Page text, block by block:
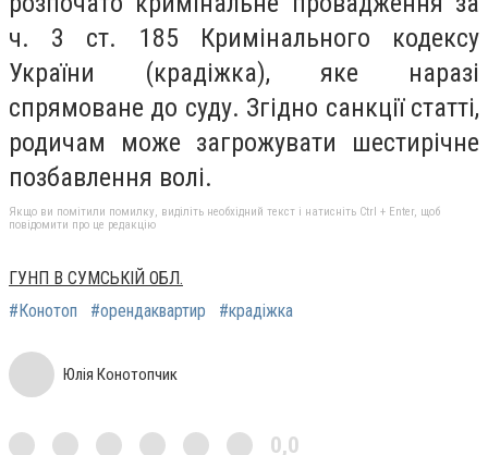
ч. 3 ст. 185 Кримінального кодексу
України (крадіжка), яке наразі
спрямоване до суду. Згідно санкції статті,
родичам може загрожувати шестирічне
позбавлення волі.
Якщо ви помітили помилку, виділіть необхідний текст і натисніть Ctrl + Enter, щоб
повідомити про це редакцію
ГУНП В СУМСЬКІЙ ОБЛ.
#Конотоп
#орендаквартир #крадіжка
Юлія Конотопчик
0,0